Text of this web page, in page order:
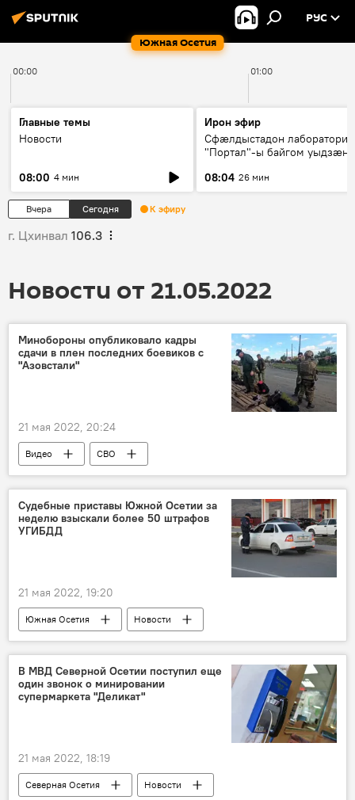
Южная Осетия
РУС
00:00 01:00
Главные темы
Новости
08:00 4 мин
Ирон эфир
Сфæлдыстадон лаборатори
"Портал"-ы байгом уыдзæн
Æхсары куыстыты равдыст
08:04 26 мин
Вчера Сегодня К эфиру
г. Цхинвал 106.3
Новости от 21.05.2022
Минобороны опубликовало кадры
сдачи в плен последних боевиков с
"Азовстали"
21 мая 2022, 20:24
Видео СВО
Судебные приставы Южной Осетии за
неделю взыскали более 50 штрафов
УГИБДД
21 мая 2022, 19:20
Южная Осетия Новости
В МВД Северной Осетии поступил еще
один звонок о минировании
супермаркета "Деликат"
21 мая 2022, 18:19
Северная Осетия
Новости